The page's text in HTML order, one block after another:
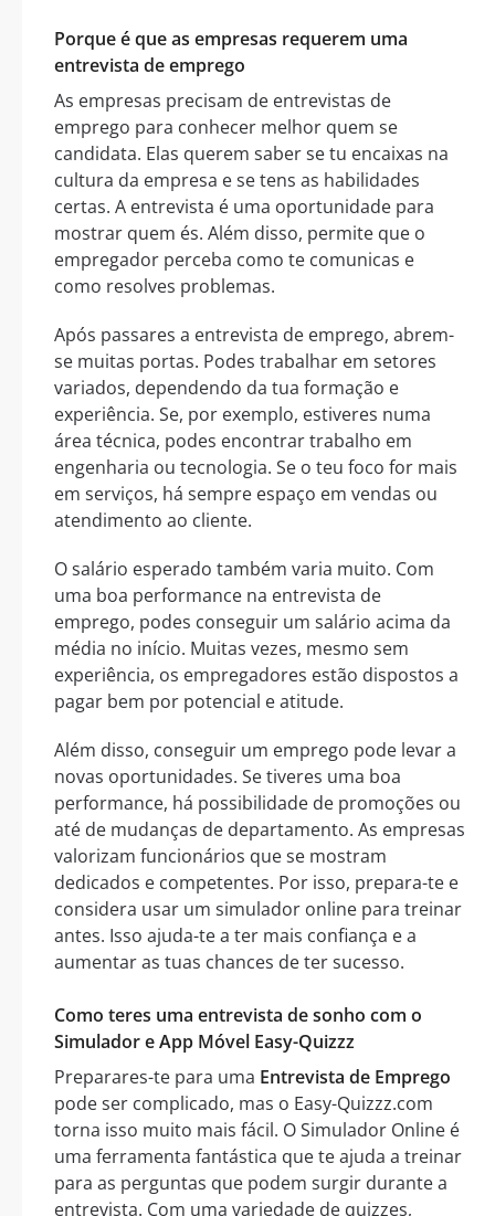
Porque é que as empresas requerem uma
entrevista de emprego
As empresas precisam de entrevistas de
emprego para conhecer melhor quem se
candidata. Elas querem saber se tu encaixas na
cultura da empresa e se tens as habilidades
certas. A entrevista é uma oportunidade para
mostrar quem és. Além disso, permite que o
empregador perceba como te comunicas e
como resolves problemas.
Após passares a entrevista de emprego, abrem-
se muitas portas. Podes trabalhar em setores
variados, dependendo da tua formação e
experiência. Se, por exemplo, estiveres numa
área técnica, podes encontrar trabalho em
engenharia ou tecnologia. Se o teu foco for mais
em serviços, há sempre espaço em vendas ou
atendimento ao cliente.
O salário esperado também varia muito. Com
uma boa performance na entrevista de
emprego, podes conseguir um salário acima da
média no início. Muitas vezes, mesmo sem
experiência, os empregadores estão dispostos a
pagar bem por potencial e atitude.
Além disso, conseguir um emprego pode levar a
novas oportunidades. Se tiveres uma boa
performance, há possibilidade de promoções ou
até de mudanças de departamento. As empresas
valorizam funcionários que se mostram
dedicados e competentes. Por isso, prepara-te e
considera usar um simulador online para treinar
antes. Isso ajuda-te a ter mais confiança e a
aumentar as tuas chances de ter sucesso.
Como teres uma entrevista de sonho com o
Simulador e App Móvel Easy-Quizzz
Preparares-te para uma Entrevista de Emprego
pode ser complicado, mas o Easy-Quizzz.com
torna isso muito mais fácil. O Simulador Online é
uma ferramenta fantástica que te ajuda a treinar
para as perguntas que podem surgir durante a
entrevista. Com uma variedade de quizzes,